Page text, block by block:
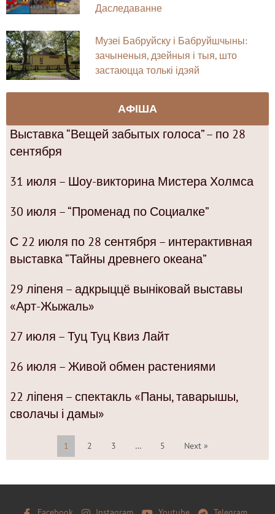
Даследаванне
Музеі Бабруйску і Бабруйшчыны:
зачыненыя, дзейныя і тыя, што
застаюцца толькі ідэяй
АФІША
Выставка “Вещей забытых голоса” – по 28
сентября
31 июля – Шоу-викторина Мистера Холмса
30 июля – “Променад по Социалке”
С 22 июля по 28 сентября – интерактивная
выставка “Тайны древнего океана”
29 ліпеня – адкрыццё выніковай выставы
«Арт-Жыжаль»
27 июля – Туц Туц Квиз Лайт
26 июля – Живой обмен растениями
22 ліпеня – спектакль «Паны, таварышы,
сволачы і дамы»
1 2 3 … 5 Next »